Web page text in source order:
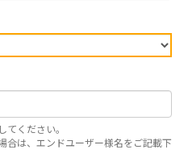
ください。
合は、エンドユーザー様名をご記載下